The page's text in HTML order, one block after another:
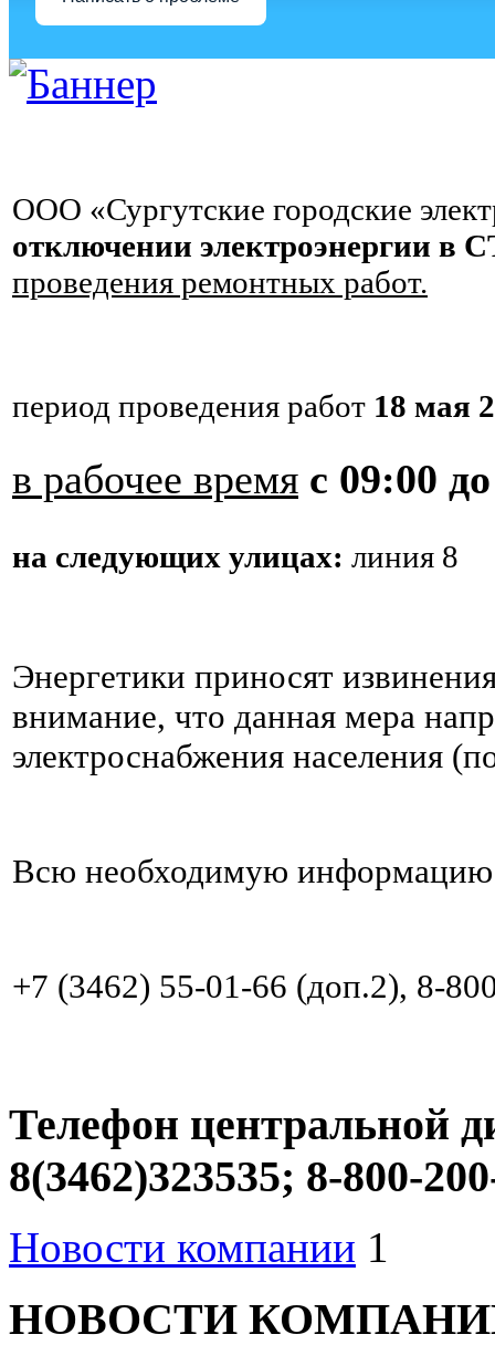
ООО «Сургутские городские
отключении электроэнергии в
проведения ремонтных работ.
период проведения работ 18 мая
в рабочее время с 09:00
на следующих улицах: линия 8
Энергетики приносят
внимание, что данная мера
электроснабжения населения
Всю необходимую информацию
+7 (3462) 55-01-66 (доп.2), 8-
Телефон центральной
8(3462)323535; 8-800-
Новости компании 1
НОВОСТИ